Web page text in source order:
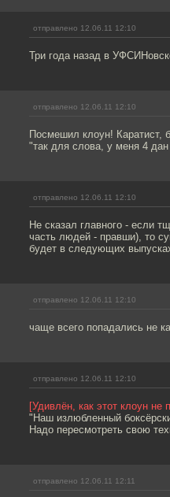
отправлено 12.06.11 12:10
Три года назад в
отправлено 12.06.11 12:10
Посмешил клоун! Каратист,
"так для слова, у меня 4
отправлено 12.06.11 12:10
Не сказал главного - если
часть людей - правши), то
будет в следующих
отправлено 12.06.11 12:10
чаще всего попадались не
отправлено 12.06.11 12:10
[Удивлён, как этот клоун не
"Наш излюбленный
Надо пересмотреть свою
отправлено 12.06.11 12:11